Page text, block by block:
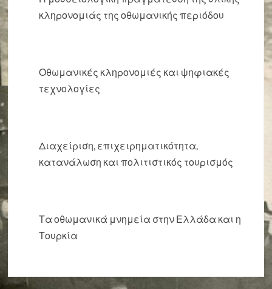
κληρονομιάς της οθωμανικής περιόδου
Οθωμανικές κληρονομιές και ψηφιακές
τεχνολογίες
Διαχείριση, επιχειρηματικότητα,
κατανάλωση και πολιτιστικός τουρισμός
Τα οθωμανικά μνημεία στην Ελλάδα και η
Τουρκία